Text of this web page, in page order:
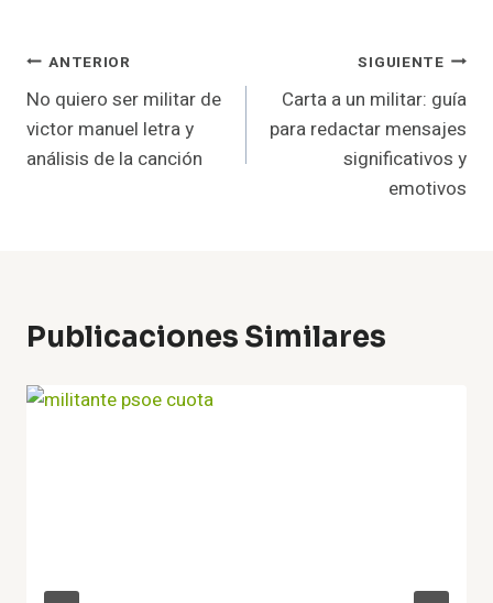
Navegación
De
Entradas
ANTERIOR
No quiero ser militar de
victor manuel letra y
análisis de la canción
SIGUIENTE
Carta a un militar: guía
para redactar mensajes
significativos y
emotivos
Publicaciones Similares